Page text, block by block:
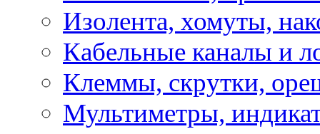
Изолента, хомуты,
Кабельные каналы и
Клеммы, скрутки,
Мультиметры,